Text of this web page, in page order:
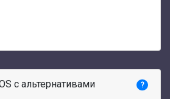
с альтернативами ?